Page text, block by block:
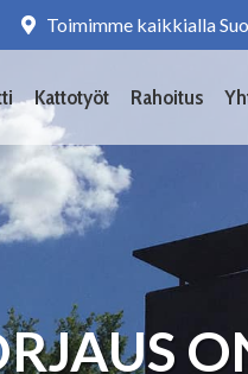
Toimimme kaikkialla
Kattotyöt Rahoitus